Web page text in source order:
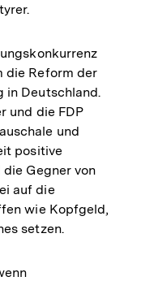
die Reform der
in Deutschland.
und die FDP
und
positive
Gegner von
auf die
wie Kopfgeld,
setzen.